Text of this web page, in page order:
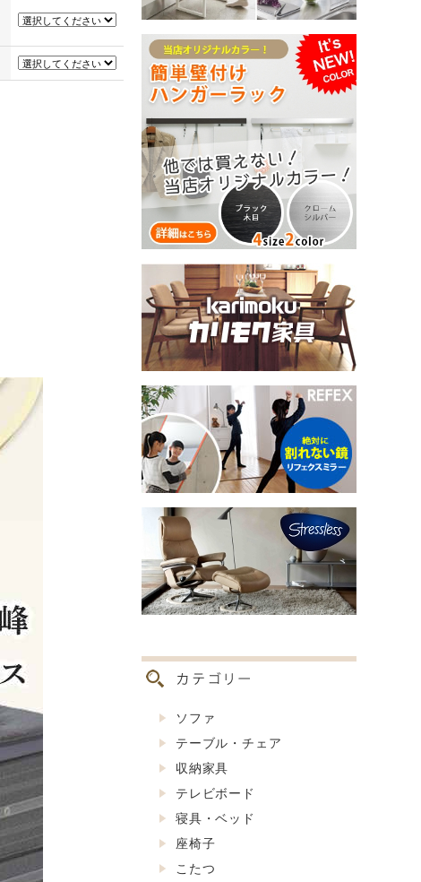
ソファ
テーブル・チェア
収納家具
テレビボード
寝具・ベッド
座椅子
こたつ